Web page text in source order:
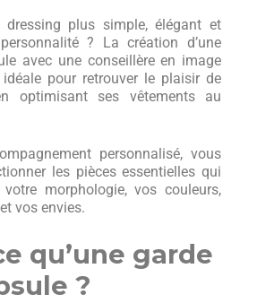
dressing plus simple, élégant et
? La création d’une
avec une conseillère en image
pour retrouver le plaisir de
optimisant ses vêtements au
personnalisé, vous
les pièces essentielles qui
morphologie, vos couleurs,
vos envies.
qu’une garde
?